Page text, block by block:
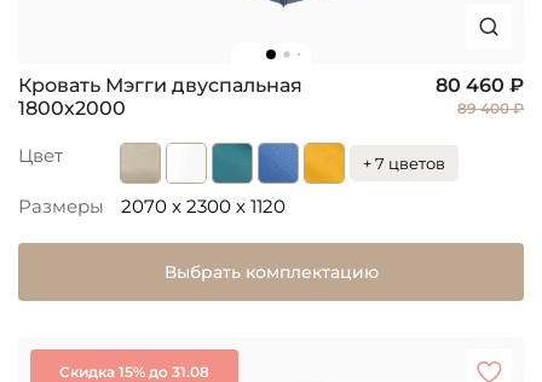
Кровать Мэгги двуспальная
1800х2000
80 460 ₽
89 400 ₽
Цвет + 7 цветов
Размеры 2070 x 2300 x 1120
Выбрать комплектацию
Скидка 15% до 31.08